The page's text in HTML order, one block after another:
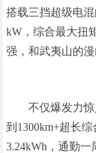
搭载三挡超级电
kW，综合最大扭
强，和武夷山的漫
不仅爆发力
到1300km+超长
3.24kWh，通勤